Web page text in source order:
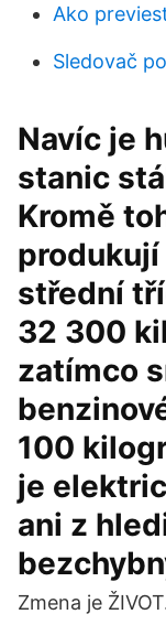
Ako
Sledovač
Navíc je
stanic
Kromě
produkují
střední
32 300
zatímco
100
je
ani z
Zmena je